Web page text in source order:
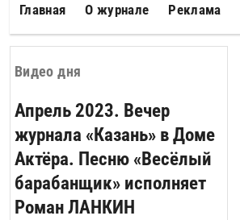
Главная О журнале Реклама
Видео дня
Апрель 2023. Вечер
журнала «Казань» в Доме
Актёра. Песню «Весёлый
барабанщик» исполняет
Роман ЛАНКИН